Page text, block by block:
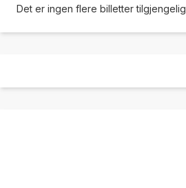
Det er ingen flere billetter tilgjengelig